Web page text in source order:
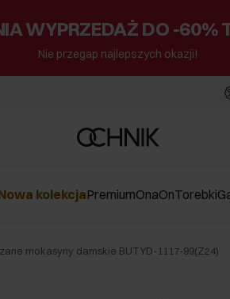
WYPRZEDAŻ DO -60%
Nie przegap najlepszych okazji!
kolekcjaPremiumOnaOnTorebki
mokasyny damskie BUTYD-1117-99(Z24)